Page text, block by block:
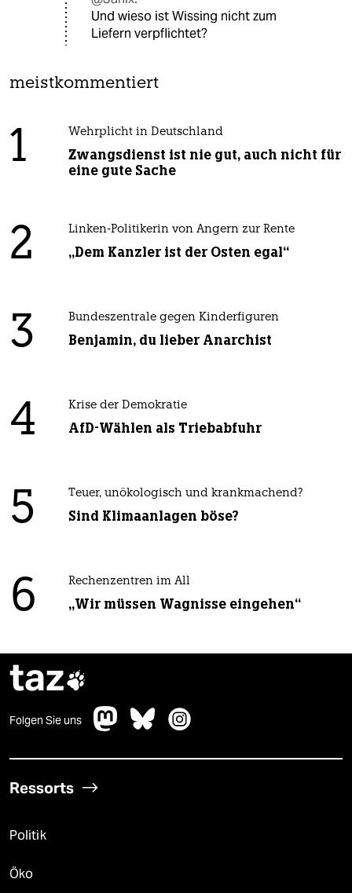
Und wieso ist Wissing nicht zum
Liefern verpflichtet?
meistkommentiert
1 Wehrplicht in Deutschland
Zwangsdienst ist nie gut, auch nicht für
eine gute Sache
2 Linken-Politikerin von Angern zur Rente
„Dem Kanzler ist der Osten egal“
3 Bundeszentrale gegen Kinderfiguren
Benjamin, du lieber Anarchist
4 Krise der Demokratie
AfD-Wählen als Triebabfuhr
5 Teuer, unökologisch und krankmachend?
Sind Klimaanlagen böse?
6 Rechenzentren im All
„Wir müssen Wagnisse eingehen“
taz
Folgen Sie uns
Ressorts
Politik
Öko